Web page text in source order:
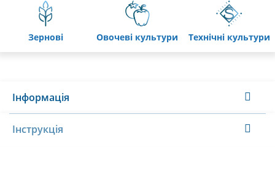
зернові овочеві культури технічні культури
Інформація
Інструкція